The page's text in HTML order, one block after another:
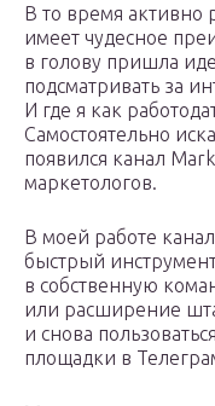
В то время активно
имеет чудесное
в голову пришла
подсматривать за
И где я как
Самостоятельно
появился канал
маркетологов.
В моей работе
быстрый
в собственную
или расширение
и снова
площадки в